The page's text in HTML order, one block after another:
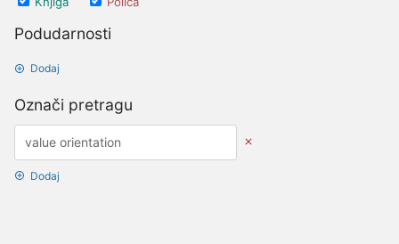
Podudarnosti
Dodaj
Označi pretragu
Dodaj